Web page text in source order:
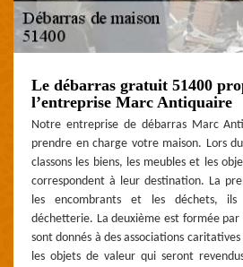
Le débarras gratuit 51400
l’entreprise Marc Antiquaire
Notre entreprise de débarras Marc
prendre en charge votre maison. Lors
classons les biens, les meubles et les
correspondent à leur destination. La
les encombrants et les déchets,
déchetterie. La deuxième est formée par
sont donnés à des associations
les objets de valeur qui seront